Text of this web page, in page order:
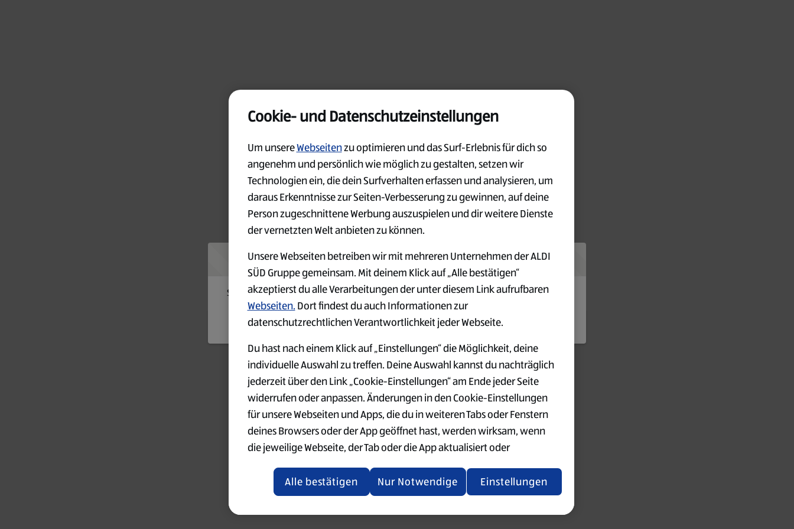
Oops!
Something went wrong. Please try refreshing the app
Refresh
Cookie- und Datenschutzeinstellungen
Um unsereWebseitenzu optimieren und das Surf-Erlebnis für dich so
angenehm und persönlich wie möglich zu gestalten, setzen wir
Technologien ein, die dein Surfverhalten erfassen und analysieren, um
daraus Erkenntnisse zur Seiten-Verbesserung zu gewinnen, auf deine
Person zugeschnittene Werbung auszuspielen und dir weitere Dienste
der vernetzten Welt anbieten zu können.
Unsere Webseiten betreiben wir mit mehreren Unternehmen der ALDI
SÜD Gruppe gemeinsam. Mit deinem Klick auf „Alle bestätigen“
akzeptierst du alle Verarbeitungen der unter diesem Link aufrufbaren
Webseiten.Dort findest du auch Informationen zur
datenschutzrechtlichen Verantwortlichkeit jeder Webseite.
Du hast nach einem Klick auf „Einstellungen“ die Möglichkeit, deine
individuelle Auswahl zu treffen. Deine Auswahl kannst du nachträglich
jederzeit über den Link „Cookie-Einstellungen“ am Ende jeder Seite
widerrufen oder anpassen. Änderungen in den Cookie-Einstellungen
für unsere Webseiten und Apps, die du in weiteren Tabs oder Fenstern
deines Browsers oder der App geöffnet hast, werden wirksam, wenn
die jeweilige Webseite, der Tab oder die App aktualisiert oder
geschlossen und anschließend wieder geöffnet werden.
Weitere Informationen stellen wir dir in unserer Datenschutzerklärung
Einstellungen
Nur Notwendige
Alle bestätigen